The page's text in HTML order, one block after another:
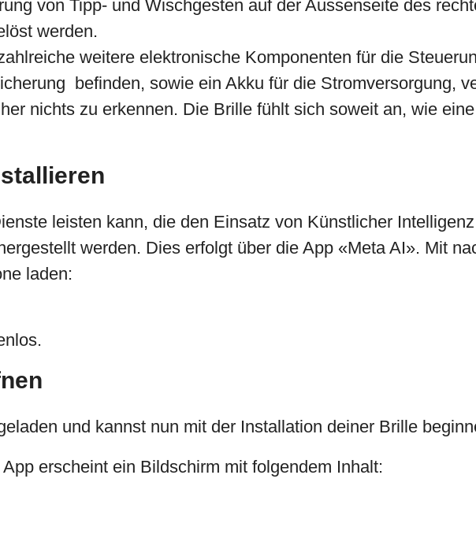
von Tipp- und Wischgesten auf der Aussenseite des
werden.
weitere elektronische Komponenten für die
befinden, sowie ein Akku für die Stromversorgung,
nichts zu erkennen. Die Brille fühlt sich soweit an, wie
leisten kann, die den Einsatz von Künstlicher
werden. Dies erfolgt über die App «Meta AI». Mit
laden:
und kannst nun mit der Installation deiner Brille
erscheint ein Bildschirm mit folgendem Inhalt: